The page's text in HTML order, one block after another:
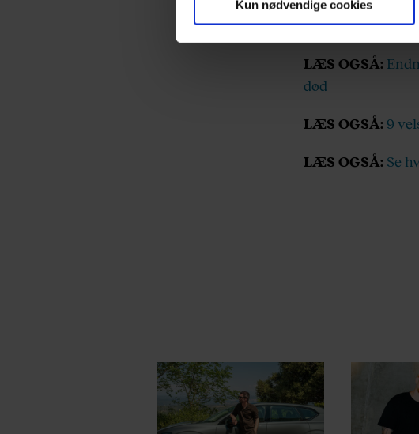
Du kan til enhver tid trække dit
brug af cookies, samarbejdspartnere
Kun nødvendige cookies
LÆS OGSÅ:
død
LÆS OGSÅ: 9
LÆS OGSÅ: Se